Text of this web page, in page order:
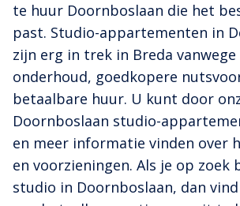
te huur Doornboslaan die het
past. Studio-appartementen in
zijn erg in trek in Breda vanwege
onderhoud, goedkopere
betaalbare huur. U kunt door
Doornboslaan studio-
en meer informatie vinden over
en voorzieningen. Als je op zoek
studio in Doornboslaan, dan vind